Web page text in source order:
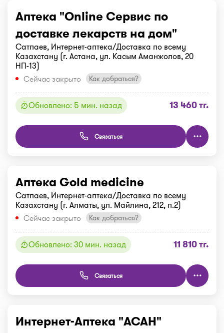
Аптека "Online Сервис по
доставке лекарств на дом"
Сатпаев, Интернет-аптека/Доставка по всему
Казахстану (г. Астана, ул. Касым Аманжолов, 20
НП-13)
Сейчас закрыто
Как добраться?
Обновлено: 5 мин. назад 13 460 тг.
Связаться
Аптека Gold medicine
Сатпаев, Интернет-аптека/Доставка по всему
Казахстану (г. Алматы, ул. Майлина, 212, п.2)
Сейчас закрыто
Как добраться?
Обновлено: 30 мин. назад 11 810 тг.
Связаться
Интернет-Аптека "АСАН"